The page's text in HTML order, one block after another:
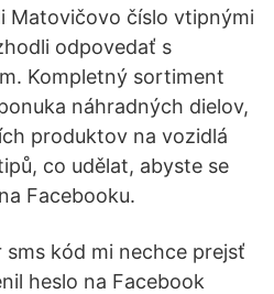
Matovičovo číslo vtipnými
odpovedať s
Kompletný sortiment
náhradných dielov,
produktov na vozidlá
co udělat, abyste se
Facebooku.
sms kód mi nechce prejsť
heslo na Facebook